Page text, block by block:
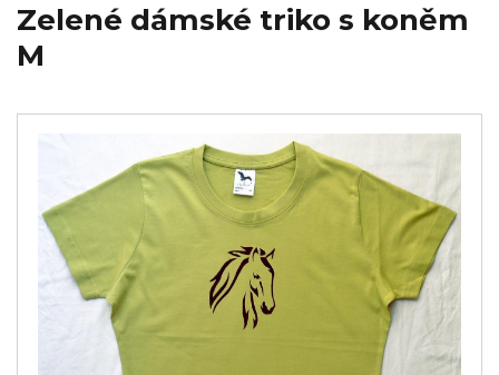
Zelené dámské triko s koněm
M